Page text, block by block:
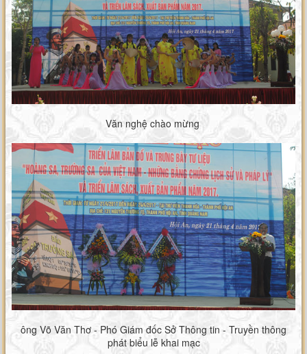
Văn nghệ chào mừng
ông Võ Văn Thơ - Phó Giám đốc Sở Thông tin - Truyền thông
phát biểu lễ khai mạc